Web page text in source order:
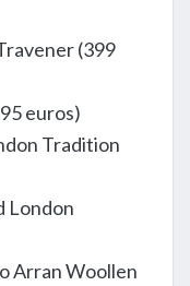
(399
euros)
Tradition
London
Arran Woollen